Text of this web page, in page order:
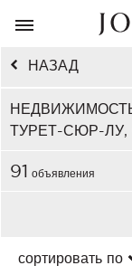
НАЗАД
ТУРЕТ-СЮР-
91 объявления
сортировать по